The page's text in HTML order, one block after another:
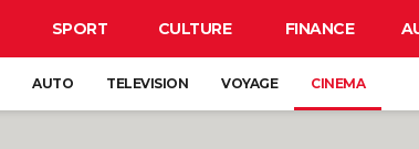
SPORT CULTURE FINANCE
AUTO TELEVISION VOYAGE CINEMA